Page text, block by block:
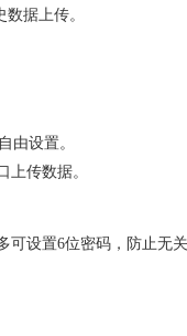
据上传。
由设置。
上传数据。
可设置6位密码，防止无